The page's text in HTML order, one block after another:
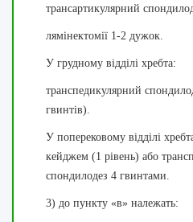
трансартикулярний
лямінектомії 1-2 дужок.
У грудному відділі хребта:
транспедикулярний
гвинтів).
У поперековому відділі
кейджем (1 рівень) або
спондилодез 4 гвинтами.
3) до пункту «в» належать: